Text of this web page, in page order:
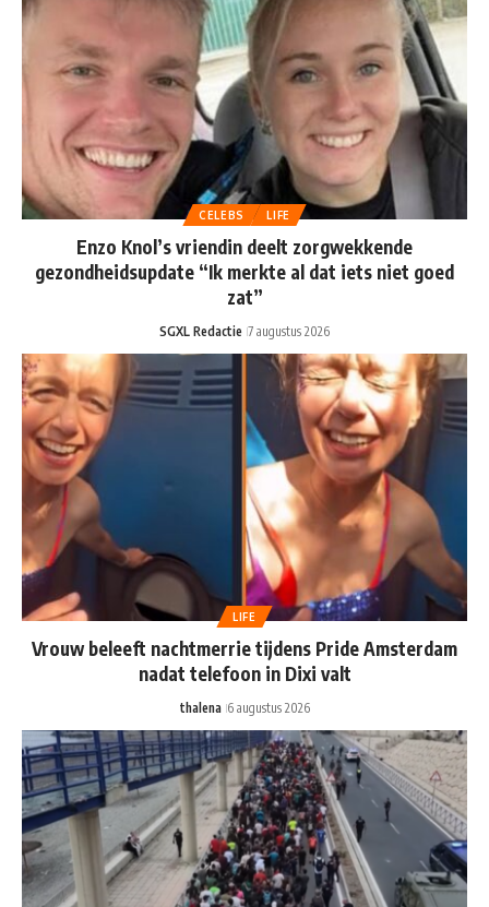
CELEBS LIFE
Enzo Knol’s vriendin deelt zorgwekkende
gezondheidsupdate “Ik merkte al dat iets niet goed
zat”
SGXL Redactie 7 augustus 2026
LIFE
Vrouw beleeft nachtmerrie tijdens Pride Amsterdam
nadat telefoon in Dixi valt
thalena 6 augustus 2026